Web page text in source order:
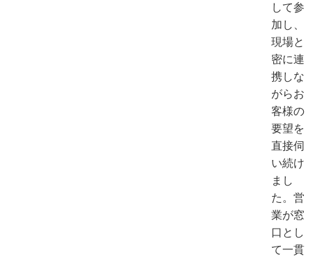
して参
加し、
現場と
密に連
携しな
がらお
客様の
要望を
直接伺
い続け
まし
た。営
業が窓
口とし
て一貫